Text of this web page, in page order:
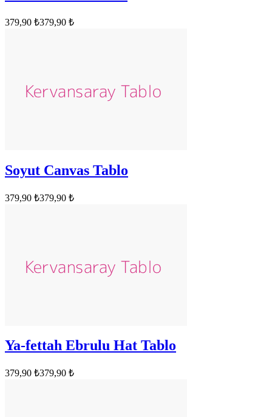
379,90 ₺379,90 ₺
Soyut Canvas Tablo
379,90 ₺379,90 ₺
Ya-fettah Ebrulu Hat Tablo
379,90 ₺379,90 ₺